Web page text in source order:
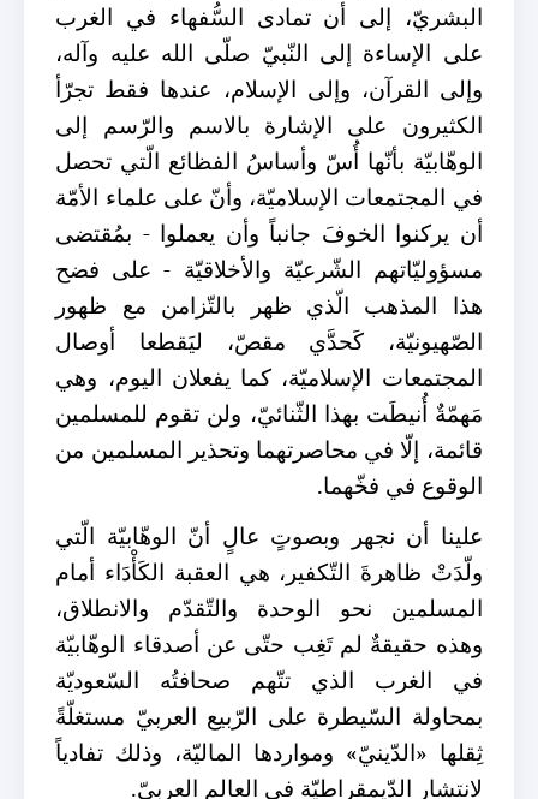
البشريّ، إلى أن تمادى السُّفهاء في الغرب
على الإساءة إلى النّبيّ صلّى الله عليه وآله،
وإلى القرآن، وإلى الإسلام، عندها فقط تجرّأ
الكثيرون على الإشارة بالاسم والرّسم إلى
الوهّابيّة بأنّها أُسّ وأساسُ الفظائع الّتي تحصل
في المجتمعات الإسلاميّة، وأنّ على علماء الأمّة
أن يركنوا الخوفَ جانباً وأن يعملوا - بمُقتضى
مسؤوليّاتهم الشّرعيّة والأخلاقيّة - على فضح
هذا المذهب الّذي ظهر بالتّزامن مع ظهور
الصّهيونيّة، كَحدَّي مقصّ، ليَقطعا أوصال
المجتمعات الإسلاميّة، كما يفعلان اليوم، وهي
مَهمّةٌ أُنيطَت بهذا الثّنائيّ، ولن تقوم للمسلمين
قائمة، إلّا في محاصرتهما وتحذير المسلمين من
الوقوع في فخّهما.
علينا أن نجهر وبصوتٍ عالٍ أنّ الوهّابيّة الّتي
ولّدَتْ ظاهرةَ التّكفير، هي العقبة الكَأْدَاء أمام
المسلمين نحو الوحدة والتّقدّم والانطلاق،
وهذه حقيقةٌ لم تَغِب حتّى عن أصدقاء الوهّابيّة
في الغرب الذي تتّهم صحافتُه السّعوديّة
بمحاولة السّيطرة على الرّبيع العربيّ مستغلّةً
ثِقلها «الدّينيّ» ومواردها الماليّة، وذلك تفادياً
لانتشار الدّيمقراطيّة في العالم العربيّ.